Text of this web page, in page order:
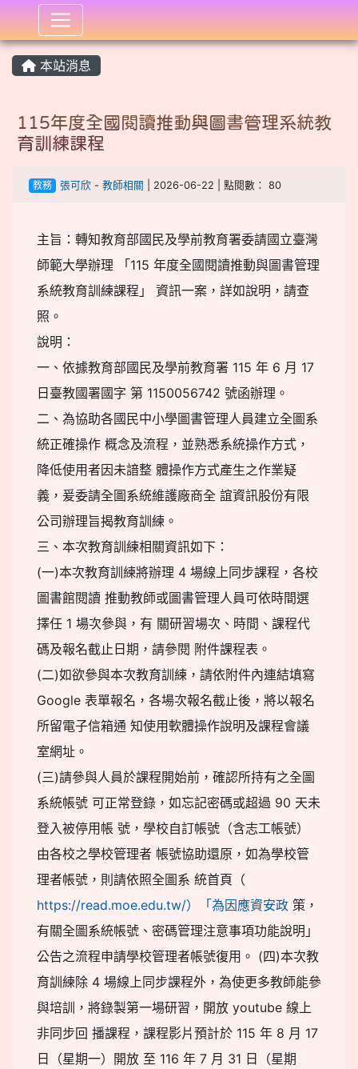
:::
本站消息
115年度全國閱讀推動與圖書管理系統教
育訓練課程
教務 張可欣- 教師相關 | 2026-06-22 | 點閱數： 80
主旨：轉知教育部國民及學前教育署委請國立臺灣
師範大學辦理 「115 年度全國閱讀推動與圖書管理
系統教育訓練課程」 資訊一案，詳如說明，請查
照。
說明：
一、依據教育部國民及學前教育署 115 年 6 月 17
日臺教國署國字 第 1150056742 號函辦理。
二、為協助各國民中小學圖書管理人員建立全圖系
統正確操作 概念及流程，並熟悉系統操作方式，
降低使用者因未諳整 體操作方式產生之作業疑
義，爰委請全圖系統維護廠商全 誼資訊股份有限
公司辦理旨揭教育訓練。
三、本次教育訓練相關資訊如下：
(一)本次教育訓練將辦理 4 場線上同步課程，各校
圖書館閱讀 推動教師或圖書管理人員可依時間選
擇任 1 場次參與，有 關研習場次、時間、課程代
碼及報名截止日期，請參閱 附件課程表。
(二)如欲參與本次教育訓練，請依附件內連結填寫
Google 表單報名，各場次報名截止後，將以報名
所留電子信箱通 知使用軟體操作說明及課程會議
室網址。
(三)請參與人員於課程開始前，確認所持有之全圖
系統帳號 可正常登錄，如忘記密碼或超過 90 天未
登入被停用帳 號，學校自訂帳號（含志工帳號）
由各校之學校管理者 帳號協助還原，如為學校管
理者帳號，則請依照全圖系 統首頁（
https://read.moe.edu.tw/）「為因應資安政 策，
有關全圖系統帳號、密碼管理注意事項功能說明」
公告之流程申請學校管理者帳號復用。 (四)本次教
育訓練除 4 場線上同步課程外，為使更多教師能參
與培訓，將錄製第一場研習，開放 youtube 線上
非同步回 播課程，課程影片預計於 115 年 8 月 17
日（星期一）開放 至 116 年 7 月 31 日（星期